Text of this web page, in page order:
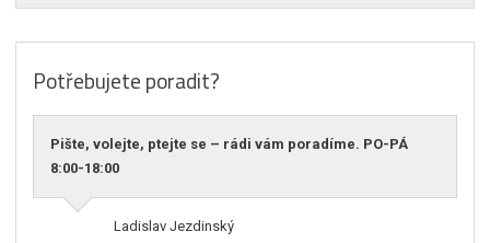
Potřebujete poradit?
Pište, volejte, ptejte se – rádi vám poradíme. PO-PÁ
8:00-18:00
Ladislav Jezdinský